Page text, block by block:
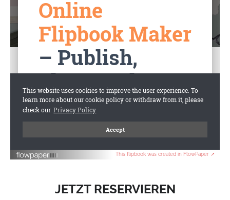
Stadtinfo
This flipbook was created in FlowPaper ↗
JETZT RESERVIEREN